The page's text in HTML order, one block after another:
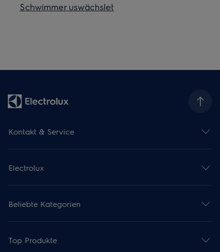
Schwimmer uswächslet
Kontakt & Service
Electrolux
Beliebte Kategorien
Top Produkte